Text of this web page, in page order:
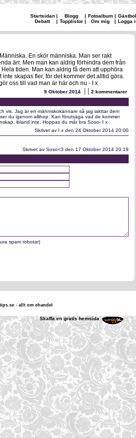
Startsidan | Blogg | Fotoalbum |
Debatt
| Topplistor | Om mig | Logga
En skör människa. Man ser rakt
ärr. Men man kan aldrig förhindra dem från
tiden. Man kan aldrig få dem att upphöra
skapas fler, för det kommer det alltid göra.
oss till vad man är här och nu - I x
9 Oktober 2014 | | 2 kommentarer
vis. Jag är en människokännare så jag iakttar dem
du igenom allihop. Kan förutsäga vad de kommer
ibland inte. Hoppas du mår bra Soso- I x
Skrivet av I x den 24 Oktober 2014 20:00
Skrivet av Soso<3 den 17 Oktober 2014 20:19
spam robotar)
- allt om ehandel
Skaffa en gratis hemsida